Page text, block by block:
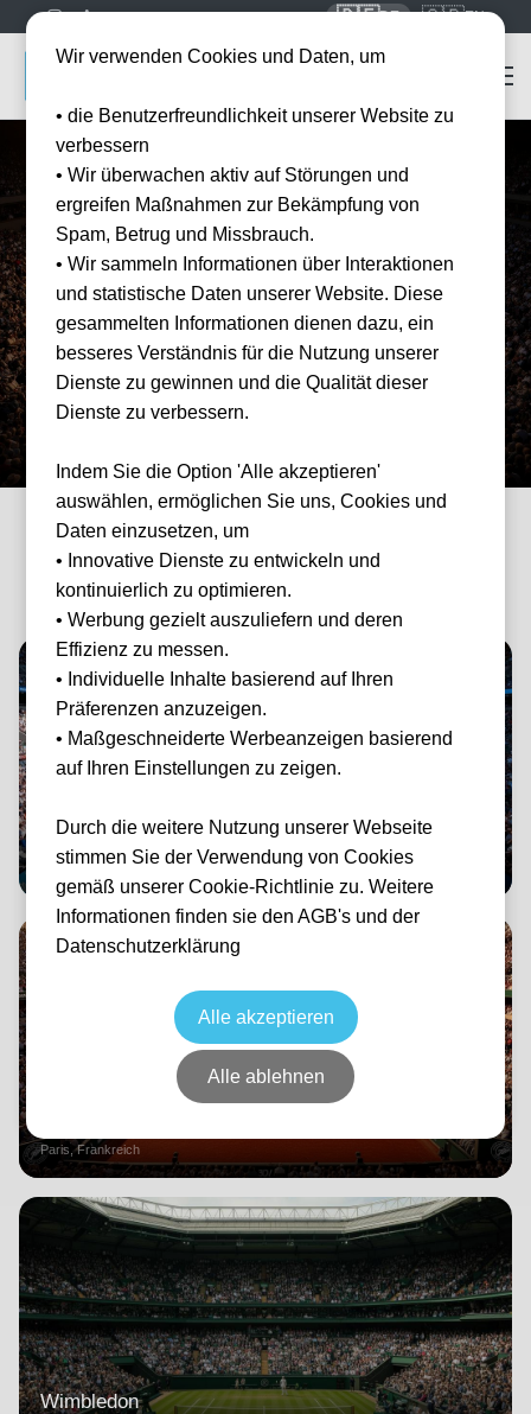
🇩🇪DE 🇬🇧EN
Home Tennis Tickets
Tennis 2026/2027Tickets
Offizielle Tickets für Grand Slams, ATP Masters & mehr. Inklusive
100% offizielle Tickets Über 20 Events
Die vierGrand Slams
Australian Open
Paris, Frankreich
Wimbledon
Wir verwenden Cookies und Daten, um
• die Benutzerfreundlichkeit unserer Website zu
verbessern
• Wir überwachen aktiv auf Störungen und
ergreifen Maßnahmen zur Bekämpfung von
Spam, Betrug und Missbrauch.
• Wir sammeln Informationen über Interaktionen
und statistische Daten unserer Website. Diese
gesammelten Informationen dienen dazu, ein
besseres Verständnis für die Nutzung unserer
Dienste zu gewinnen und die Qualität dieser
Dienste zu verbessern.
Indem Sie die Option 'Alle akzeptieren'
auswählen, ermöglichen Sie uns, Cookies und
Daten einzusetzen, um
• Innovative Dienste zu entwickeln und
kontinuierlich zu optimieren.
• Werbung gezielt auszuliefern und deren
Effizienz zu messen.
• Individuelle Inhalte basierend auf Ihren
Präferenzen anzuzeigen.
• Maßgeschneiderte Werbeanzeigen basierend
auf Ihren Einstellungen zu zeigen.
Durch die weitere Nutzung unserer Webseite
stimmen Sie der Verwendung von Cookies
gemäß unserer Cookie-Richtlinie zu. Weitere
Informationen finden sie den AGB's und der
Datenschutzerklärung
Alle akzeptieren
Alle ablehnen